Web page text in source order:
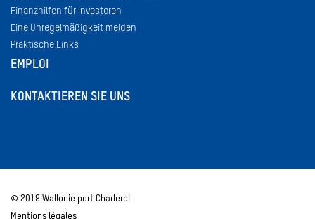
Finanzhilfen für Investoren
Eine Unregelmäßigkeit melden
Praktische Links
EMPLOI
KONTAKTIEREN SIE UNS
© 2019 Wallonie port Charleroi
Mentions légales